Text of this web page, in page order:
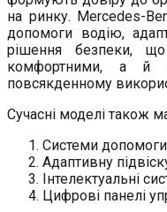
на ринку. Mercedes-
допомоги водію,
рішення безпеки,
комфортними, а й
повсякденному
Сучасні моделі також
Системи
Адаптивну
Інтелектуальні
Цифрові панелі